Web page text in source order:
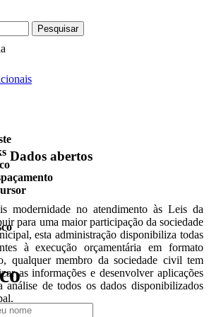
Dados abertos
modernidade no atendimento às Leis da
para uma maior participação da sociedade
esta administração disponibiliza todas
à execução orçamentária em formato
qualquer membro da sociedade civil tem
as informações e desenvolver aplicações
análise de todos os dados disponibilizados